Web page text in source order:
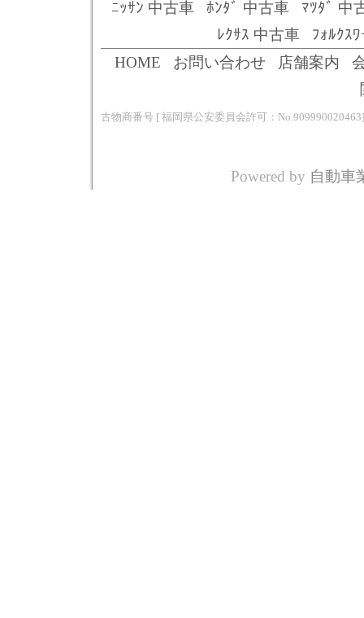
ﾆｯｻﾝ 中古車 ﾎﾝﾀﾞ 中古車
ﾏﾂﾀﾞ 中
ﾚｸｻｽ 中古車
ﾌｫﾙｸｽ
HOME
お問い合わせ 店舗案内
古物商番号 [ 福岡県公安委員会許可：No.909990020463]
Powered by 自動車